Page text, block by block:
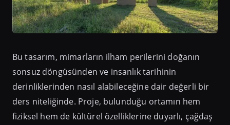
Bu tasarım, mimarların ilham perilerini doğanın
sonsuz döngüsünden ve insanlık tarihinin
derinliklerinden nasıl alabileceğine dair değerli bir
ders niteliğinde. Proje, bulunduğu ortamın hem
fiziksel hem de kültürel özelliklerine duyarlı, çağdaş